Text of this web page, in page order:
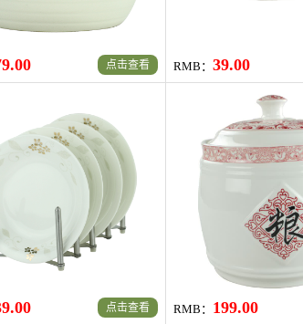
点击查看 RMB： 39.00
点击查看 RMB： 199.00